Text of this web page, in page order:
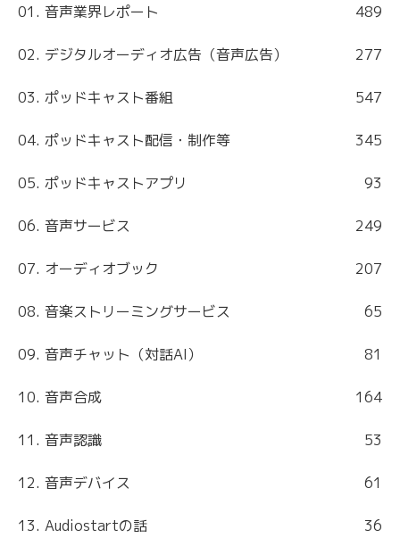
01. 音声業界レポート 489
02. デジタルオーディオ広告（音声広告） 277
03. ポッドキャスト番組 547
04. ポッドキャスト配信・制作等 345
05. ポッドキャストアプリ 93
06. 音声サービス 249
07. オーディオブック 207
08. 音楽ストリーミングサービス 65
09. 音声チャット（対話AI） 81
10. 音声合成 164
11. 音声認識 53
12. 音声デバイス 61
13. Audiostartの話 36